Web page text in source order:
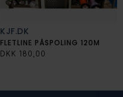
KJF.DK
FLETLINE PÅSPOLING 120M
DKK 180,00